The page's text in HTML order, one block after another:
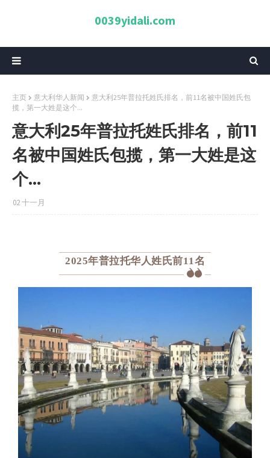
0039yidali.com
主页 意大利华人新闻
意大利25年普拉托姓氏排名，前11名被中国姓氏包
揽，第一大姓是这个...
意大利25年普拉托姓氏排名，前11
名被中国姓氏包揽，第一大姓是这
个...
02 十一月
2025年普拉托华人姓氏前11名